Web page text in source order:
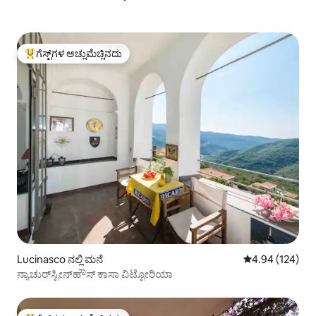
ಗೆಸ್ಟ್‌ಗಳಿಗೆ ಅತಿ ಹೆಚ್ಚು ಅಚ್ಚುಮೆಚ್ಚಿನದು
ಗೆಸ್ಟ್‌ಗಳ ಅಚ್ಚುಮೆಚ್ಚಿನದು
Lucinasco ನಲ್ಲಿ ಮನೆ 5 ರಲ್ಲಿ 4.94
4.94 (124)
ನ್ಯಾಚುರ್‌ಸ್ಟೀನ್‌ಹೌಸ್ ಕಾಸಾ ವಿಟ್ಟೋರಿಯಾ